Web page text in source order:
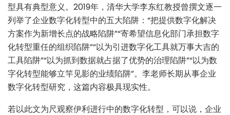
型具有典型意义。2019年，清华大学李东红教授曾撰文逐一
列举了企业数字化转型中的五大陷阱：“把提供数字化解决
方案作为新增长点的战略陷阱”“寄希望信息化部门承担数字
化转型重任的组织陷阱”“以为引进数字化工具就万事大吉的
工具陷阱”“以为抓到数据就占据了优势的治理陷阱”“以为数
字化转型能够立竿见影的业绩陷阱”。李老师长期从事企业
数字化转型研究，这篇内容极具现实性。
若以此文为尺观察伊利进行中的数字化转型，可以说，企业